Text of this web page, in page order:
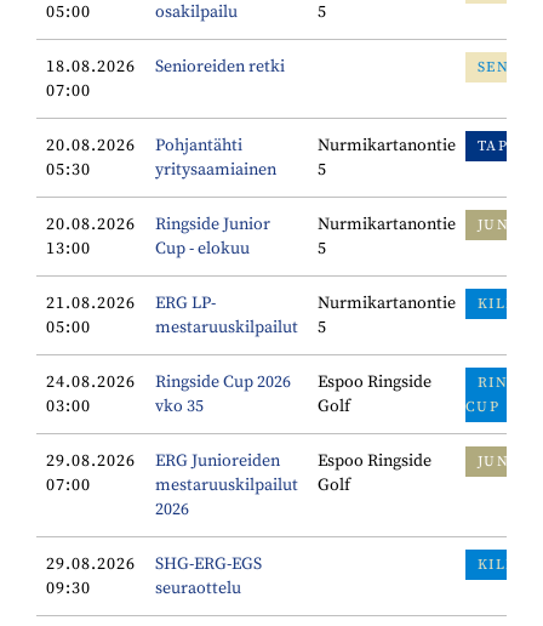
05:00
osakilpailu
5
18.08.2026
07:00
Senioreiden retki
20.08.2026
05:30
Pohjantähti
yritysaamiainen
Nurmikartanontie
5
20.08.2026
13:00
Ringside Junior
Cup - elokuu
Nurmikartanontie
5
21.08.2026
05:00
ERG LP-
mestaruuskilpailut
Nurmikartanontie
5
24.08.2026
03:00
Ringside Cup 2026
vko 35
Espoo Ringside
Golf
CUP
29.08.2026
07:00
ERG Junioreiden
mestaruuskilpailut
2026
Espoo Ringside
Golf
29.08.2026
09:30
SHG-ERG-EGS
seuraottelu